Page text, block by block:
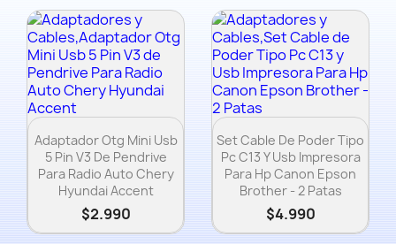
Vista rápida
Adaptador Otg Mini Usb
5 Pin V3 De Pendrive
Para Radio Auto Chery
Hyundai Accent
$2.990
Vista rápida
Set Cable De Poder Tipo
Pc C13 Y Usb Impresora
Para Hp Canon Epson
Brother - 2 Patas
$4.990